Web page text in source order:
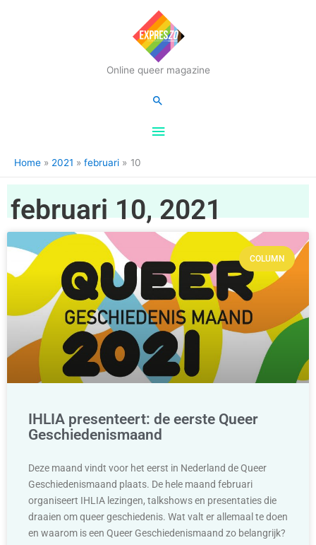
Online queer magazine
Hoofdmenu
Zoeken
Home 2021 februari 10
februari 10, 2021
COLUMN
IHLIA presenteert: de eerste Queer
Geschiedenismaand
Deze maand vindt voor het eerst in Nederland de Queer
Geschiedenismaand plaats. De hele maand februari
organiseert IHLIA lezingen, talkshows en presentaties die
draaien om queer geschiedenis. Wat valt er allemaal te doen
en waarom is een Queer Geschiedenismaand zo belangrijk?